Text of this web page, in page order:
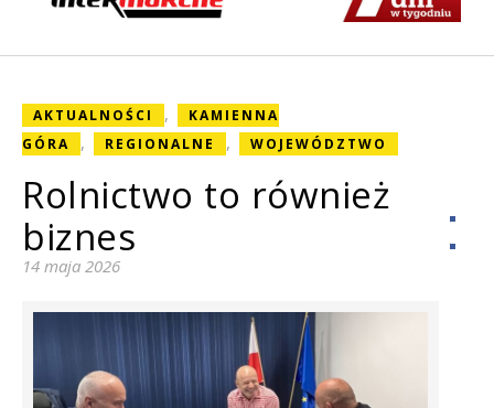
AKTUALNOŚCI ,
KAMIENNA
GÓRA
, REGIONALNE , WOJEWÓDZTWO
Rolnictwo to również
biznes
14 maja 2026